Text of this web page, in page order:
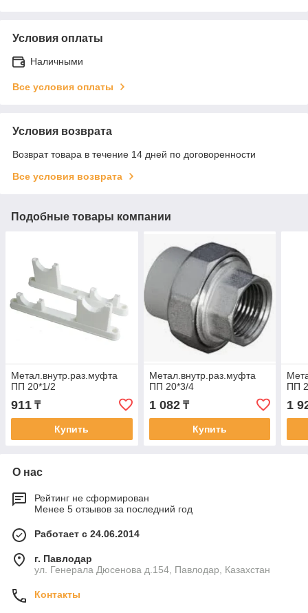
Условия оплаты
Наличными
Все условия оплаты
Условия возврата
Возврат товара в течение 14 дней по договоренности
Все условия возврата
Подобные товары компании
Метал.внутр.раз.муфта
ПП 20*1/2
911 ₸
Купить
Метал.внутр.раз.муфта
ПП 20*3/4
1 082₸
Купить
ПП
1
О нас
Рейтинг не сформирован
Менее 5 отзывов за последний год
Работает с 24.06.2014
г. Павлодар
ул. Генерала Дюсенова д.154, Павлодар, Казахстан
Контакты